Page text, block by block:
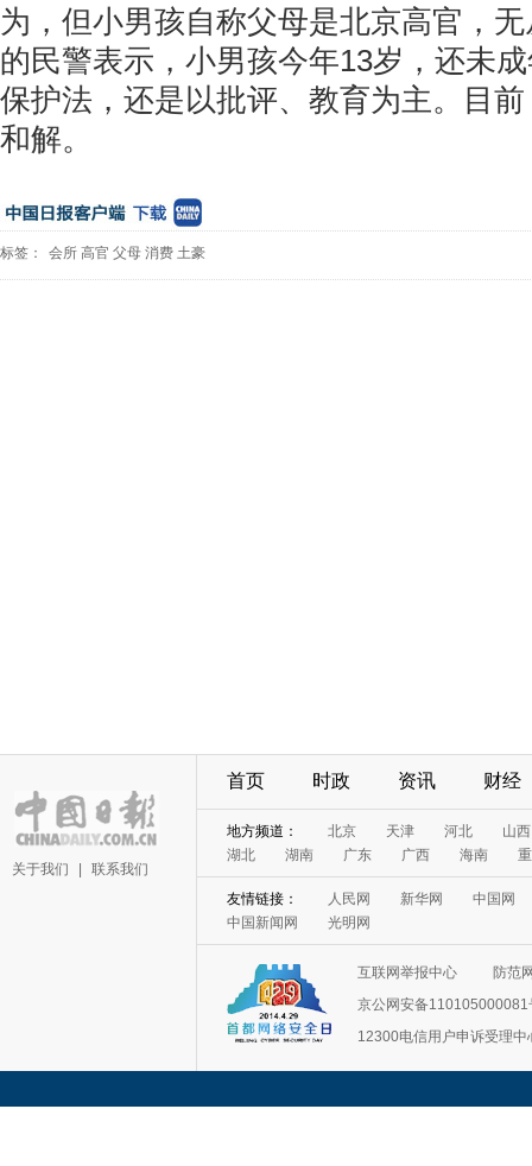
为，但小男孩自称父母是北京高官，
的民警表示，小男孩今年13岁，还未
保护法，还是以批评、教育为主。目
和解。
标签： 会所 高官 父母 消费 土豪
关于我们 联系我们
首页 时政 资讯 财经
地方频道： 北京 天津 河北
山西
湖北
湖南 广东 广西 海南
友情链接： 人民网 新华网
中国网
中国新闻网
光明网
互联网举报中心
防范
京公网安备110105000081
12300电信用户申诉受理中